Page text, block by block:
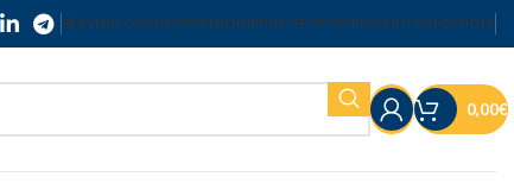
SERVIZIO CLIENTISPEDIZIONIRESI E RECESSITERMINI E CONDIZIONI
0,00€